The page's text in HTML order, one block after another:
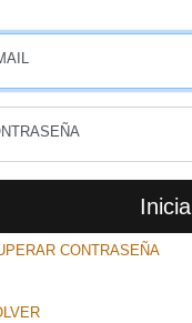
CONTRASEÑA